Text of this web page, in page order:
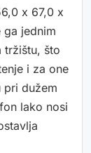
x 67,0 x
ga jednim
tržištu, što
i za one
pri dužem
lako nosi